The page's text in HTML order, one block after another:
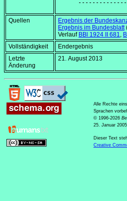
Quellen
Ergebnis der
Ergebnis im Bundesblatt
Verlauf BBl 1924 II 681,
Vollständigkeit
Endergebnis
Letzte
Änderung
21. August 2013
Alle Rechte
Sprachen
© 1996-2026
25. Januar
Dieser Text
Creative